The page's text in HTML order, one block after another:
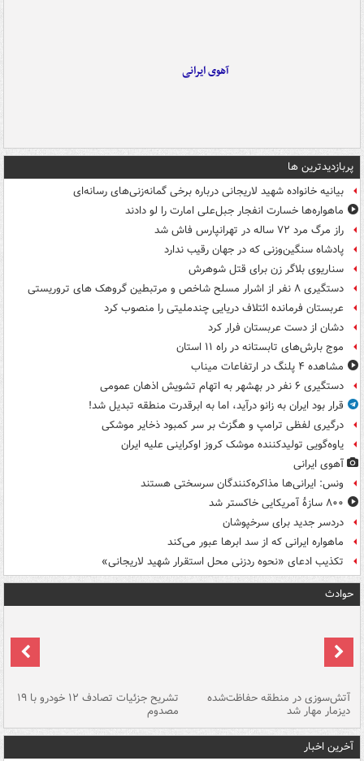
آهوی ایرانی
پربازدیدترین ها
بیانیه خانواده شهید لاریجانی درباره برخی گمانه‌زنی‌های رسانه‌ای
ماهواره‌ها خسارت انفجار جبل‌علی امارت را لو دادند
راز مرگ مرد ۷۲ ساله در تهرانپارس فاش شد
پادشاه سنگین‌وزنی که در جهان رقیب ندارد
سناریوی بلاگر زن برای قتل شوهرش
دستگیری ۸ نفر از اشرار مسلح شاخص و مرتبطین گروهک های تروریستی
عربستان فرمانده ائتلاف دریایی چندملیتی را منصوب کرد
دشان از دست عربستان فرار کرد
موج بارش‌های تابستانه در راه ۱۱ استان
مشاهده ۴ پلنگ در ارتفاعات میناب
دستگیری ۶ نفر در بهشهر به اتهام تشویش اذهان عمومی
قرار بود ایران به زانو درآید، اما به ابرقدرت منطقه تبدیل شد!
درگیری لفظی ترامپ و هگزث بر سر کمبود ذخایر موشکی
یاوه‌گویی تولیدکننده موشک کروز اوکراینی علیه ایران
آهوی ایرانی
ونس: ایرانی‌ها مذاکره‌کنندگان سرسختی هستند
۸۰۰ سازۀ آمریکایی خاکستر شد
دردسر جدید برای سرخپوشان
ماهواره ایرانی که از سد ابرها عبور می‌کند
تکذیب ادعای «نحوه ردزنی محل استقرار شهید لاریجانی»
حوادث
آتش‌سوزی در منطقه حفاظت‌شده
دیزمار مهار شد
تشریح جزئیات تصادف ۱۲ خودرو با ۱۹
مصدوم
آخرین اخبار